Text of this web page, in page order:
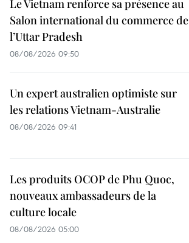
Le Vietnam renforce sa présence au
Salon international du commerce de
l’Uttar Pradesh
08/08/2026 09:50
Un expert australien optimiste sur
les relations Vietnam-Australie
08/08/2026 09:41
Les produits OCOP de Phu Quoc,
nouveaux ambassadeurs de la
culture locale
08/08/2026 05:00